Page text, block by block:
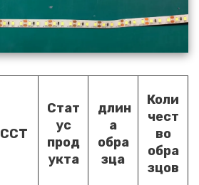
CCT
Стат
ус
прод
укта
длин
а
обра
зца
Коли
чест
во
обра
зцов